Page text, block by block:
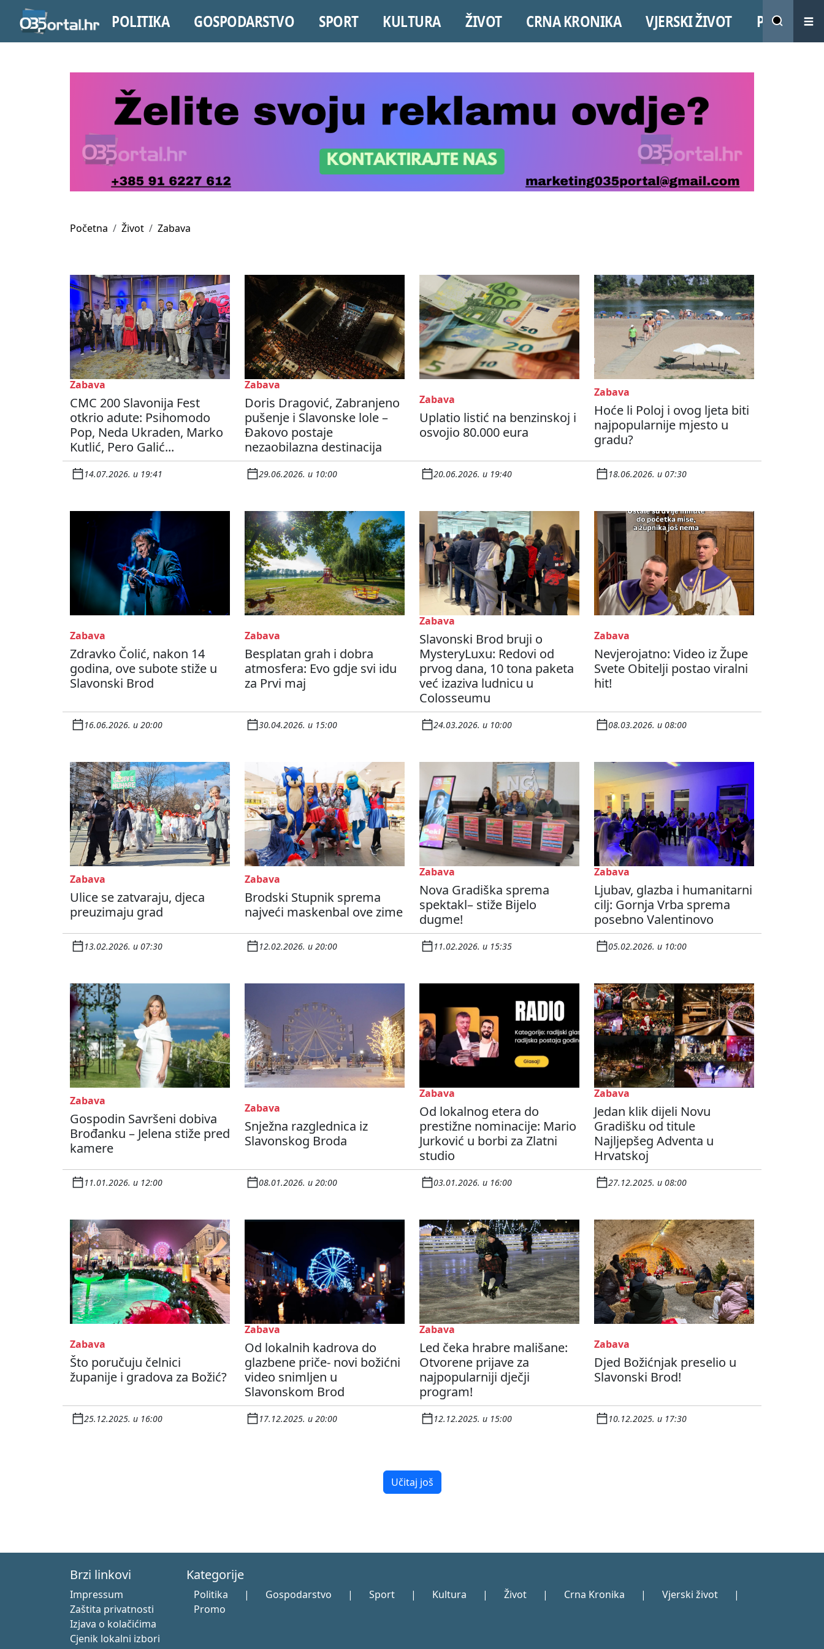
POLITIKA GOSPODARSTVO SPORT KULTURA ŽIVOT CRNA KRONIKA VJERSKI ŽIVOT PROMO
Početna Život Zabava
Zabava
CMC 200 Slavonija Fest
otkrio adute: Psihomodo
Pop, Neda Ukraden, Marko
Kutlić, Pero Galić...
14.07.2026. u 19:41
Zabava
Doris Dragović, Zabranjeno
pušenje i Slavonske lole –
Đakovo postaje
nezaobilazna destinacija
29.06.2026. u 10:00
Zabava
Uplatio listić na benzinskoj i
osvojio 80.000 eura
20.06.2026. u 19:40
Zabava
Hoće li Poloj i ovog ljeta biti
najpopularnije mjesto u
gradu?
18.06.2026. u 07:30
Zabava
Zdravko Čolić, nakon 14
godina, ove subote stiže u
Slavonski Brod
16.06.2026. u 20:00
Zabava
Besplatan grah i dobra
atmosfera: Evo gdje svi idu
za Prvi maj
30.04.2026. u 15:00
Zabava
Slavonski Brod bruji o
MysteryLuxu: Redovi od
prvog dana, 10 tona paketa
već izaziva ludnicu u
Colosseumu
24.03.2026. u 10:00
Zabava
Nevjerojatno: Video iz Župe
Svete Obitelji postao viralni
hit!
08.03.2026. u 08:00
Zabava
Ulice se zatvaraju, djeca
preuzimaju grad
13.02.2026. u 07:30
Zabava
Brodski Stupnik sprema
najveći maskenbal ove zime
12.02.2026. u 20:00
Zabava
Nova Gradiška sprema
spektakl– stiže Bijelo
dugme!
11.02.2026. u 15:35
Zabava
Ljubav, glazba i humanitarni
cilj: Gornja Vrba sprema
posebno Valentinovo
05.02.2026. u 10:00
Zabava
Gospodin Savršeni dobiva
Brođanku – Jelena stiže pred
kamere
11.01.2026. u 12:00
Zabava
Snježna razglednica iz
Slavonskog Broda
08.01.2026. u 20:00
Zabava
Od lokalnog etera do
prestižne nominacije: Mario
Jurković u borbi za Zlatni
studio
03.01.2026. u 16:00
Zabava
Jedan klik dijeli Novu
Gradišku od titule
Najljepšeg Adventa u
Hrvatskoj
27.12.2025. u 08:00
Zabava
Što poručuju čelnici
županije i gradova za Božić?
25.12.2025. u 16:00
Zabava
Od lokalnih kadrova do
glazbene priče- novi božićni
video snimljen u
Slavonskom Brod
17.12.2025. u 20:00
Zabava
Led čeka hrabre mališane:
Otvorene prijave za
najpopularniji dječji
program!
12.12.2025. u 15:00
Zabava
Djed Božićnjak preselio u
Slavonski Brod!
10.12.2025. u 17:30
Učitaj još
Brzi linkovi
Impressum
Zaštita privatnosti
Izjava o kolačićima
Cjenik lokalni izbori
Kategorije
Politika | Gospodarstvo | Sport | Kultura | Život | Crna Kronika | Vjerski život
|
Promo